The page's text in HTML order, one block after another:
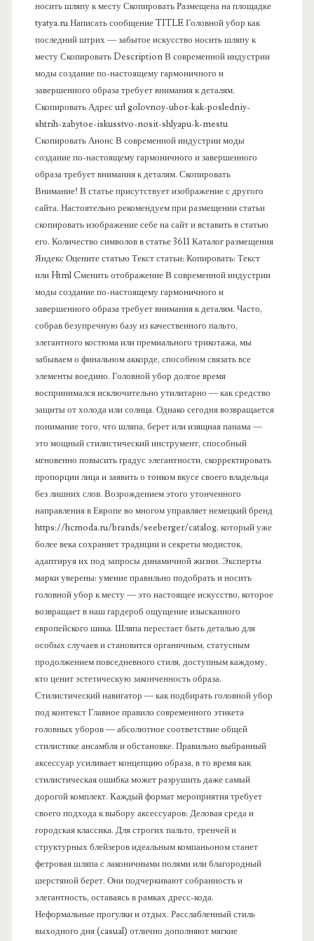
носить шляпу к месту Скопировать Размещена на площадке
tyatya.ru Написать сообщение TITLE Головной убор как
последний штрих — забытое искусство носить шляпу к
месту Скопировать Description В современной индустрии
моды создание по-настоящему гармоничного и
завершенного образа требует внимания к деталям.
Скопировать Адрес url golovnoy-ubor-kak-posledniy-
shtrih-zabytoe-iskusstvo-nosit-shlyapu-k-mestu
Скопировать Анонс В современной индустрии моды
создание по-настоящему гармоничного и завершенного
образа требует внимания к деталям. Скопировать
Внимание! В статье присутствует изображение с другого
сайта. Настоятельно рекомендуем при размещении статьи
скопировать изображение себе на сайт и вставить в статью
его. Количество символов в статье 3611 Каталог размещения
Яндекс Оцените статью Текст статьи: Копировать: Текст
или Html Cменить отображение В современной индустрии
моды создание по-настоящему гармоничного и
завершенного образа требует внимания к деталям. Часто,
собрав безупречную базу из качественного пальто,
элегантного костюма или премиального трикотажа, мы
забываем о финальном аккорде, способном связать все
элементы воедино. Головной убор долгое время
воспринимался исключительно утилитарно — как средство
защиты от холода или солнца. Однако сегодня возвращается
понимание того, что шляпа, берет или изящная панама —
это мощный стилистический инструмент, способный
мгновенно повысить градус элегантности, скорректировать
пропорции лица и заявить о тонком вкусе своего владельца
без лишних слов. Возрождением этого утонченного
направления в Европе во многом управляет немецкий бренд
https://hcmoda.ru/brands/seeberger/catalog, который уже
более века сохраняет традиции и секреты модисток,
адаптируя их под запросы динамичной жизни. Эксперты
марки уверены: умение правильно подобрать и носить
головной убор к месту — это настоящее искусство, которое
возвращает в наш гардероб ощущение изысканного
европейского шика. Шляпа перестает быть деталью для
особых случаев и становится органичным, статусным
продолжением повседневного стиля, доступным каждому,
кто ценит эстетическую законченность образа.
Стилистический навигатор — как подбирать головной убор
под контекст Главное правило современного этикета
головных уборов — абсолютное соответствие общей
стилистике ансамбля и обстановке. Правильно выбранный
аксессуар усиливает концепцию образа, в то время как
стилистическая ошибка может разрушить даже самый
дорогой комплект. Каждый формат мероприятия требует
своего подхода к выбору аксессуаров: Деловая среда и
городская классика. Для строгих пальто, тренчей и
структурных блейзеров идеальным компаньоном станет
фетровая шляпа с лаконичными полями или благородный
шерстяной берет. Они подчеркивают собранность и
элегантность, оставаясь в рамках дресс-кода.
Неформальные прогулки и отдых. Расслабленный стиль
выходного дня (casual) отлично дополняют мягкие